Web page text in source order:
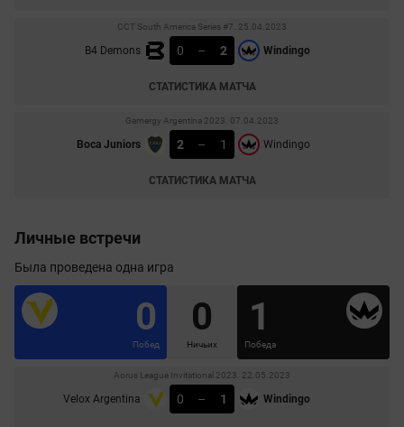
CCT South America Series #7. 25.04.2023
B4 Demons 0 – 2 Windingo
СТАТИСТИКА МАТЧА
Gamergy Argentina 2023. 07.04.2023
Boca Juniors 2 – 1 Windingo
СТАТИСТИКА МАТЧА
Личные встречи
Была проведена одна игра
0
Побед
0
Ничьих
1
Победа
Aorus League Invitational 2023. 22.05.2023
Velox Argentina 0 – 1 Windingo